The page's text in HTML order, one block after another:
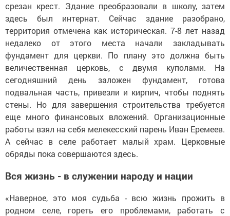
срезан крест. Здание преобразовали в школу, затем
здесь был интернат. Сейчас здание разобрано,
территория отмечена как историческая. 7-8 лет назад
недалеко от этого места начали закладывать
фундамент для церкви. По плану это должна быть
величественная церковь, с двумя куполами. На
сегодняшний день заложен фундамент, готова
подвальная часть, привезли и кирпич, чтобы поднять
стены. Но для завершения строительства требуется
еще много финансовых вложений. Организационные
работы взял на себя мелекесский парень Иван Еремеев.
А сейчас в селе работает малый храм. Церковные
обряды пока совершаются здесь.
Вся жизнь - в служении народу и нации
«Наверное, это моя судьба - всю жизнь прожить в
родном селе, гореть его проблемами, работать с